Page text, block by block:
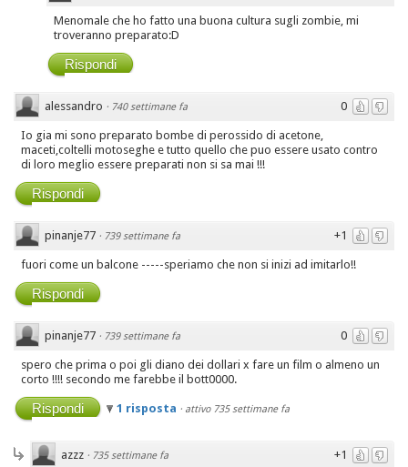
Menomale che ho fatto una buona cultura sugli zombie, mi
troveranno preparato:D
Rispondi
0
alessandro · 740 settimane fa
Io gia mi sono preparato bombe di perossido di acetone,
maceti,coltelli motoseghe e tutto quello che puo essere usato contro
di loro meglio essere preparati non si sa mai !!!
Rispondi
+1
pinanje77 · 739 settimane fa
fuori come un balcone -----speriamo che non si inizi ad imitarlo!!
Rispondi
0
pinanje77 · 739 settimane fa
spero che prima o poi gli diano dei dollari x fare un film o almeno un
corto !!!! secondo me farebbe il bott0000.
Rispondi 1 risposta · attivo 735 settimane fa
+1
azzz · 735 settimane fa